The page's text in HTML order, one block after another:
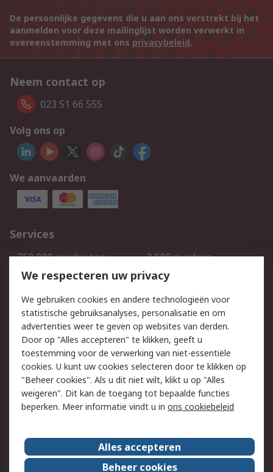
De persoonlijke gegevens die u aan ons verstrekt bij het
aanmelden voor deze mailinglijst worden verwerkt in
overeenstemming met ons privacybeleid.
Neem contact op
023 51 66 555
Volg ons op
We aanvaarden
Services
750.000 producten
2.500 merken
Bestellen
Inkoopoplossingen
Track & Trace
Wettelijk
Cookiebeleid
Email veiligheid
Privacybeleid
Websitevoorwaarden
Algemene
verkoopvoorwaarden
Over RS
RS Group Over ons
We respecteren uw privacy
We gebruiken cookies en andere technologieën voor
statistische gebruiksanalyses, personalisatie en om
advertenties weer te geven op websites van derden.
Door op "Alles accepteren" te klikken, geeft u
toestemming voor de verwerking van niet-essentiële
cookies. U kunt uw cookies selecteren door te klikken op
"Beheer cookies". Als u dit niet wilt, klikt u op "Alles
weigeren". Dit kan de toegang tot bepaalde functies
beperken. Meer informatie vindt u in ons cookiebeleid
Alles accepteren
Beheer cookies